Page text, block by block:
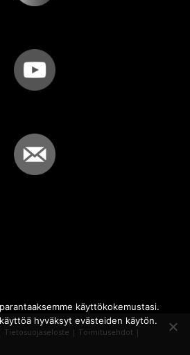
Tietosuojaseloste | Toimitusehdot |
käyttökokemustasi.
hyväksyt evästeiden käytön.